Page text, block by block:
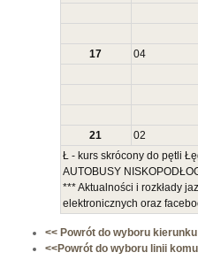
17 04
21
02
Ł - kurs skrócony do pętli
AUTOBUSY
*** Aktualności i rozkłady
elektronicznych oraz
<< Powrót do wyboru
<<Powrót do wyboru linii